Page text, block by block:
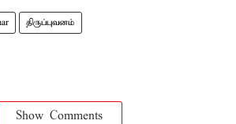
திருப்புவனம்
Show Comments